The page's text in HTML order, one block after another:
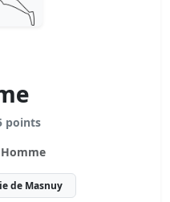
points
Homme
de Masnuy